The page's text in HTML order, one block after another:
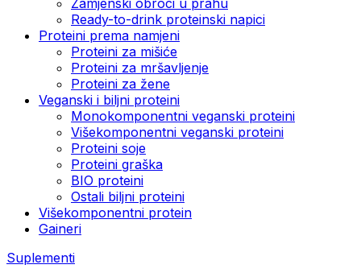
Ready-to-drink proteinski napici
Proteini prema namjeni
Proteini za mišiće
Proteini za mršavljenje
Proteini za žene
Veganski i biljni proteini
Monokomponentni veganski proteini
Višekomponentni veganski proteini
Proteini soje
Proteini graška
BIO proteini
Ostali biljni proteini
Višekomponentni protein
Gaineri
Suplementi